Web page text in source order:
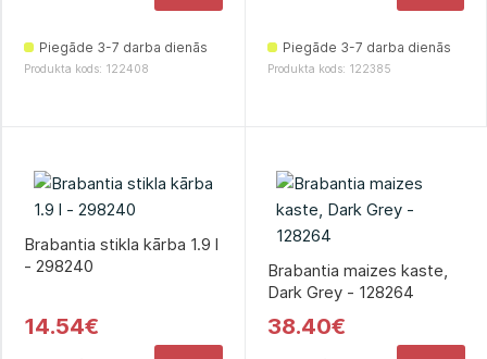
Piegāde 3-7 darba dienās
Produkta kods: 122408
Piegāde 3-7 darba dienās
Produkta kods: 122385
Brabantia stikla kārba 1.9 l
- 298240
14.54€
Brabantia maizes kaste,
Dark Grey - 128264
38.40€